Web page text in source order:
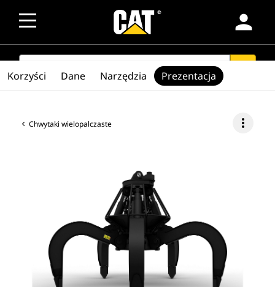
person
SEARCH
Chwytaki wielopalczaste more_vert
Korzyści Dane Narzędzia Prezentacja